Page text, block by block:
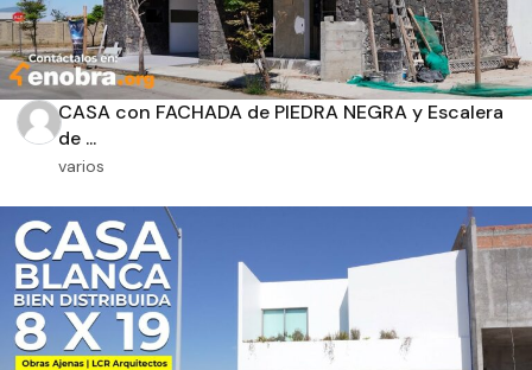
CASA con FACHADA de PIEDRA NEGRA y Escalera
de ...
varios